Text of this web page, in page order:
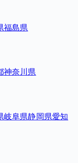
福島県
神奈川県
岐阜県静岡県愛知